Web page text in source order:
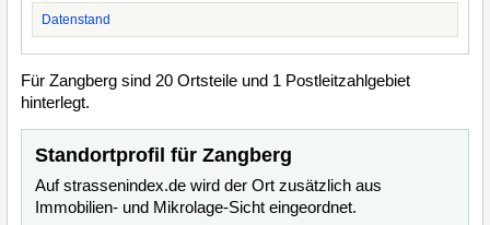
Datenstand
Für Zangberg sind 20 Ortsteile und 1 Postleitzahlgebiet
hinterlegt.
Standortprofil für Zangberg
Auf strassenindex.de wird der Ort zusätzlich aus
Immobilien- und Mikrolage-Sicht eingeordnet.